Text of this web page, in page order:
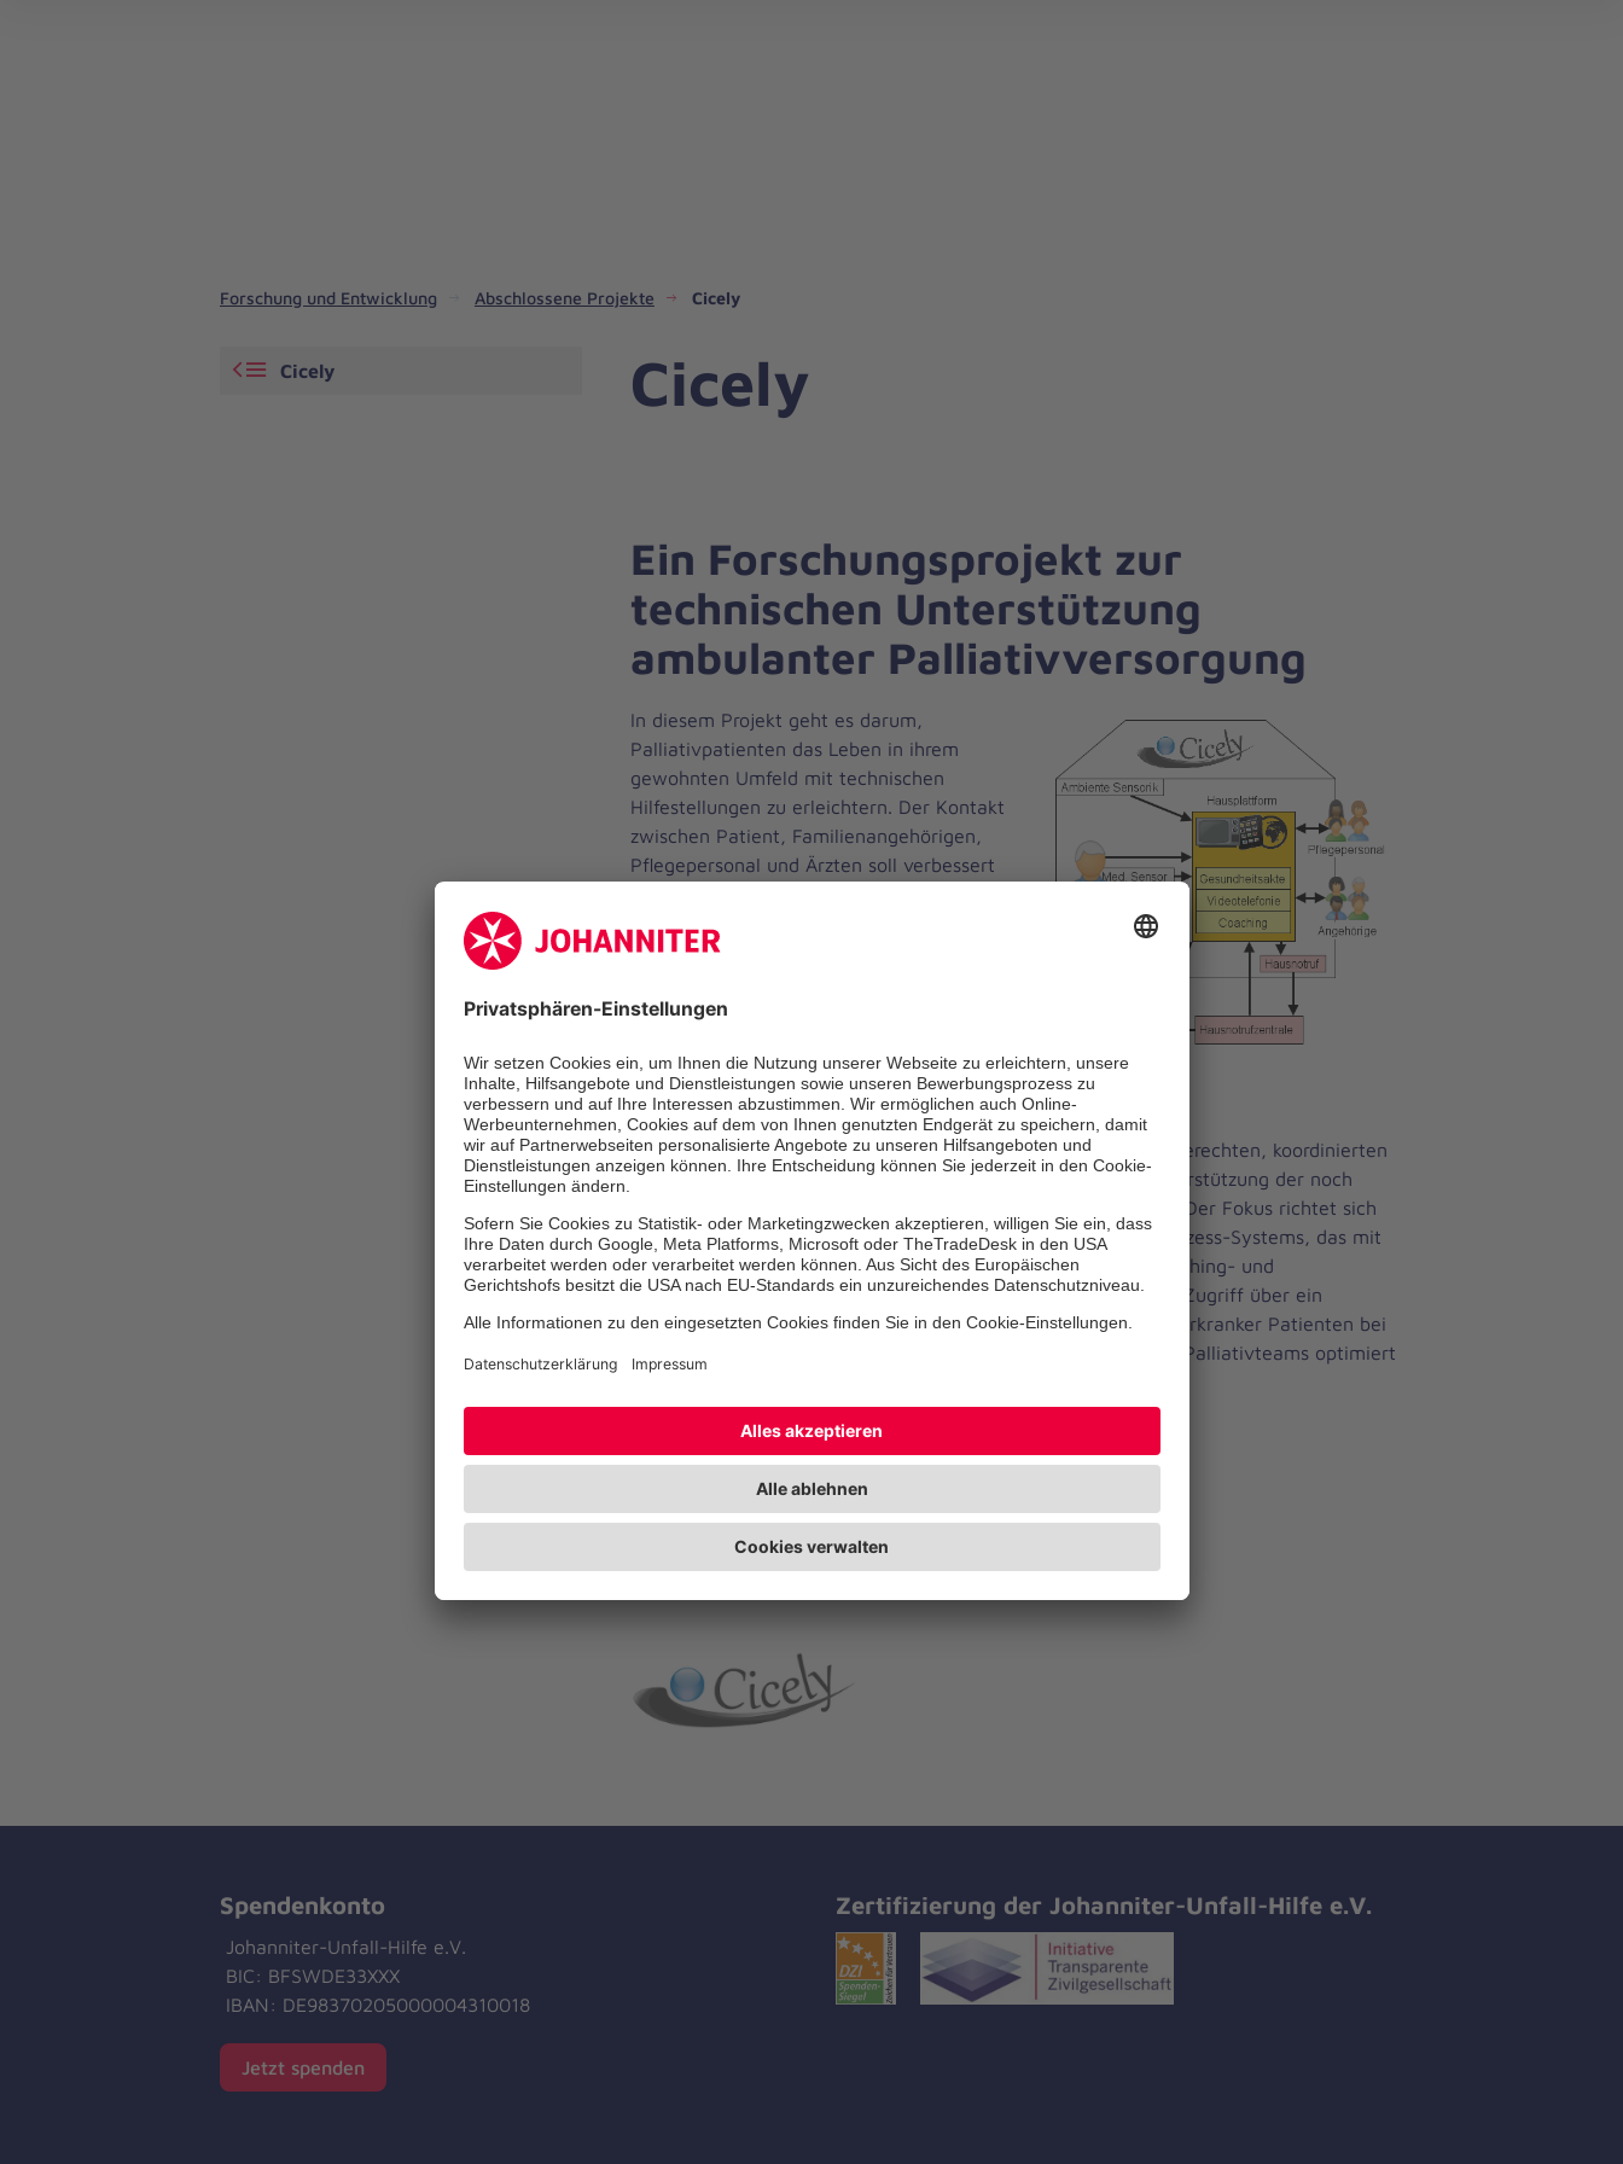
Forschung und Entwicklung Abschlossene Projekte Cicely
Cicely
Ein Forschungsprojekt zur
technischen Unterstützung
ambulanter Palliativversorgung
In diesem Projekt geht es darum,
Palliativpatienten das Leben in ihrem
gewohnten Umfeld mit technischen
Hilfestellungen zu erleichtern. Der Kontakt
zwischen Patient, Familienangehörigen,
Pflegepersonal und Ärzten soll verbessert
Unterstützung der individuellen
Cicely ist benannt nach Cicely Saunders,
Begründerin der modernen
Hospizbewegung und Palliativmedizin.
Das Gesamtziel des Projekts ist die Entwicklung einer bedarfsgerechten, koordinierten
und nutzerorientierten Technologie und Dienstleistung zur Unterstützung der noch
jungen spezialisierten ambulanten Palliativversorgung (SAPV). Der Fokus richtet sich
auf die Realisierung eines Pflege-Dokumenten- und Pflege-Prozess-Systems, das mit
einem häuslichen Monitoring-System gekoppelt sowie um Coaching- und
Empowerment-Module ergänzt wird. Durch den gemeinsamen Zugriff über ein
Internetportal soll die sektorenübergreifende Versorgung schwerkranker Patienten bei
gleichzeitiger Entlastung der pflegenden Angehörigen und des Palliativteams optimiert
Projektbeginn:31. Oktober 2012
Projektdauer:3 Jahre
Mehr Informationen gibt es
Cicely
Spendenkonto
Johanniter-Unfall-Hilfe e.V.
BIC: BFSWDE33XXX
IBAN: DE98370205000004310018
Jetzt spenden
Zertifizierung der Johanniter-Unfall-Hilfe e.V.